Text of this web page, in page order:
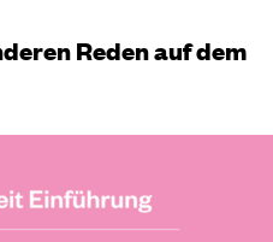
Reden auf dem